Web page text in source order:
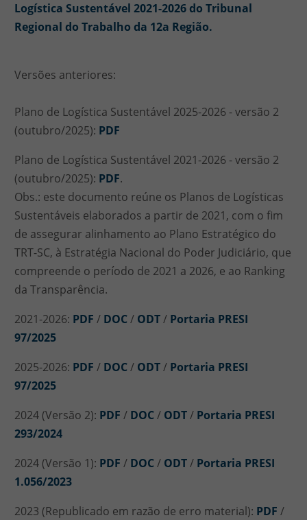
Logística Sustentável 2021-2026 do Tribunal
Regional do Trabalho da 12a Região.
Versões anteriores:
Plano de Logística Sustentável 2025-2026 - versão 2
(outubro/2025): PDF
Plano de Logística Sustentável 2021-2026 - versão 2
(outubro/2025): PDF.
Obs.: este documento reúne os Planos de Logísticas
Sustentáveis elaborados a partir de 2021, com o fim
de assegurar alinhamento ao Plano Estratégico do
TRT-SC, à Estratégia Nacional do Poder Judiciário, que
compreende o período de 2021 a 2026, e ao Ranking
da Transparência.
2021-2026: PDF / DOC/ ODT/ Portaria PRESI
97/2025
2025-2026: PDF / DOC/ ODT/ Portaria PRESI
97/2025
2024 (Versão 2): PDF / DOC/ ODT/ Portaria PRESI
293/2024
2024 (Versão 1): PDF / DOC/ ODT/ Portaria PRESI
1.056/2023
2023 (Republicado em razão de erro material): PDF /